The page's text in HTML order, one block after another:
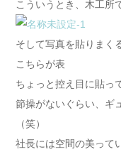
こういうとき、木工所
そして写真を貼りまく
こちらが表
ちょっと控え目に貼っ
節操がないぐらい、ギ
（笑）
社長には空間の美って